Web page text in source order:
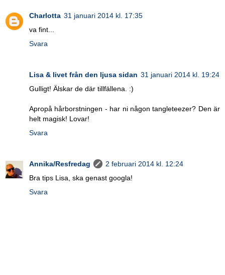
Charlotta 31 januari 2014 kl. 17:35
va fint...
Svara
Lisa & livet från den ljusa sidan 31 januari 2014 kl. 19:24
Gulligt! Älskar de där tillfällena. :)
Apropå hårborstningen - har ni någon tangleteezer? Den är
helt magisk! Lovar!
Svara
Annika/Resfredag
2 februari 2014 kl. 12:24
Bra tips Lisa, ska genast googla!
Svara